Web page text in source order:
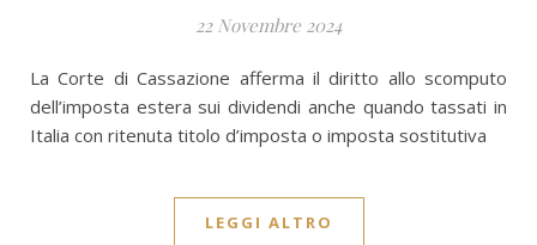
22 Novembre 2024
La Corte di Cassazione afferma il diritto allo scomputo
dell’imposta estera sui dividendi anche quando tassati in
Italia con ritenuta titolo d’imposta o imposta sostitutiva
LEGGI ALTRO